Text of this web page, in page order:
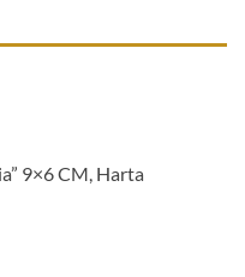
9×6 CM, Harta